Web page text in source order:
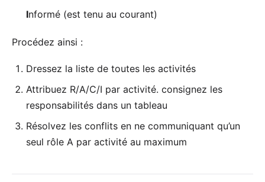
Informé (est tenu au courant)
Procédez ainsi :
Dressez la liste de toutes les activités
Attribuez R/A/C/I par activité. consignez les
responsabilités dans un tableau
Résolvez les conflits en ne communiquant qu’un
seul rôle A par activité au maximum